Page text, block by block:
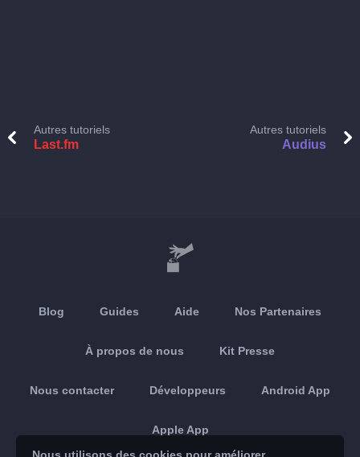
Autres tutoriels
Last.fm
Autres tutoriels
Audius
Blog Guides Aide Nos Partenaires
À propos de nous Kit Presse
Nous contacter Développeurs Android App
Apple App